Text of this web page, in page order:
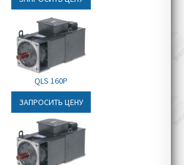
QLS 160P
ЗАПРОСИТЬ ЦЕНУ